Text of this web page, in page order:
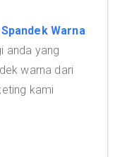
Warna
anda yang
warna dari
kami